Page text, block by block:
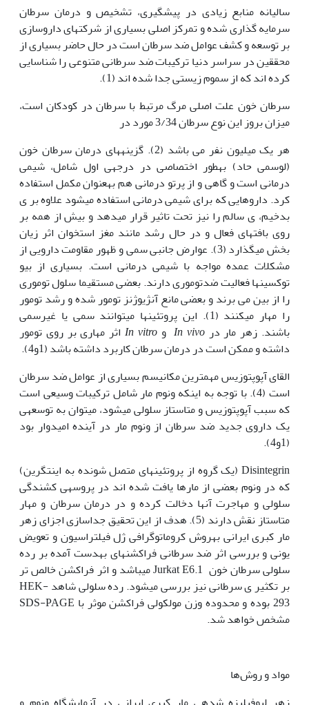
سالیانه منابع زیادی در پیشگیری، تشخیص و درمان سرطان
سرمایه گذاری شده و تمرکز اصلی بسیاری از شرکت‫های داروسازی
بر توسعه و کشف عوامل ضد سرطان است در حال حاضر بسیاری از
محققین در سراسر دنیا ترکیبات ضد سرطانی متنوعی را شناسایی
کرده اند که از سموم زیستی جدا شده اند (1).
سرطان خون علت اصلی مرگ مرتبط با سرطان در کودکان است،
میزان بروز این نوع سرطان 3/34 مورد در
هر یک میلیون نفر می باشد (2). گزینه‫های درمان سرطان خون
(لوسمی حاد) به‫طور اختصاصی در درجه‫ی اول شامل‫، شیمی
درمانی است و گاهی و از پرتو درمانی هم به‫عنوان مکمل استفاده
کرد. داروهایی که برای شیمی درمانی استفاده می‫شود علاوه بر ی
بدخیم‫، ی سالم را نیز تحت تاثیر قرار می‫دهد و بیش از همه بر
روی بافت‫های فعال و در حال رشد مانند مغز استخوان اثر زیان
بخش می‫گذارد (3). عوارض جانبی سمی و ظهور مقاومت دارویی از
مشکلات عمده مواجه با شیمی درمانی است. بسیاری از بیو
توکسین‫ها فعالیت ضدتوموری دارند. بعضی مستقیما سلول توموری
را از بین می برند و بعضی مانع آنژیوژنز تومور شده و رشد تومور
را مهار می‫کنند (1). این پروتئین‫ها می‫توانند سمی یا غیرسمی
باشند. زهر مار درIn vivo و In vitro
اثر مهاری بر روی تومور
داشته و ممکن است در درمان سرطان کاربرد داشته باشد (1و4).
القای آپوپتوزیس مهم‫ترین مکانیسم بسیاری از عوامل ضد سرطان
است (4). با توجه به اینکه ونوم مار شامل ترکیبات وسیعی است
که سبب آپوپتوزیس و متاستاز سلولی می‫شود، می‫توان به توسعه‫ی
یک داروی جدید ضد سرطان از ونوم مار در آینده امیدوار بود
(1و4).
Disintegrin (یک گروه از پروتئین‫های متصل شونده به اینتگرین)
که در ونوم بعضی از مارها یافت شده اند در پروسه‫ی کشندگی
سلولی و مهاجرت آن‫ها دخالت کرده و در درمان سرطان و مهار
متاستاز نقش دارند (5). هدف از این تحقیق جداسازی اجزای زهر
مار کبری ایرانی به‫روش کروماتوگرافی ژل فیلتراسیون و تعویض
یونی و بررسی اثر ضد سرطانی فراکشن‫های به‫دست آمده بر رده
سلولی سرطان خون Jurkat E6.1 می‫باشد و اثر فراکشن خالص تر
بر تکثیر ی سرطانی نیز بررسی می‫شود. رده سلولی شاهد HEK-
293 بوده و محدوده وزن مولکولی فراکشن موثر با SDS-PAGE
مشخص خواهد شد.
مواد و روش‌ها